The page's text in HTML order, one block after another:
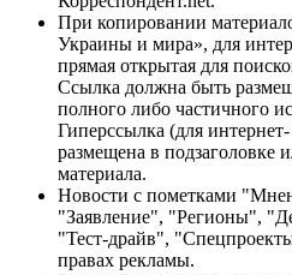
При копировании
Украины и мира», для
прямая открытая для
Ссылка должна быть
полного либо частичного
Гиперссылка (для
размещена в подзаголовке
материала.
Новости с пометками
"Заявление", "Регионы",
"Тест-драйв",
правах рекламы.